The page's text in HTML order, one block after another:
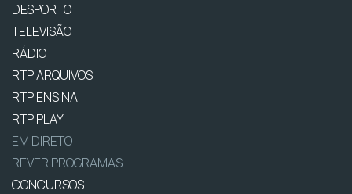
DESPORTO
TELEVISÃO
RÁDIO
RTP ARQUIVOS
RTP ENSINA
RTP PLAY
EM DIRETO
REVER PROGRAMAS
CONCURSOS